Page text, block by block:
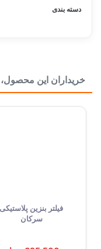
دسته بندی
خریداران این محصول،
فیلتر بنزین پلاستیکی
سرکان